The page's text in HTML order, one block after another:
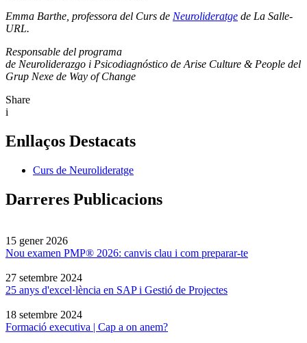
Emma Barthe, professora del Curs de Neurolideratge de La Salle-
URL.
Responsable del programa
de Neuroliderazgo i Psicodiagnóstico de Arise Culture & People del
Grup Nexe de Way of Change
Share
i
Enllaços Destacats
Curs de Neurolideratge
Darreres Publicacions
15 gener 2026
Nou examen PMP® 2026: canvis clau i com preparar-te
27 setembre 2024
25 anys d'excel·lència en SAP i Gestió de Projectes
18 setembre 2024
Formació executiva | Cap a on anem?